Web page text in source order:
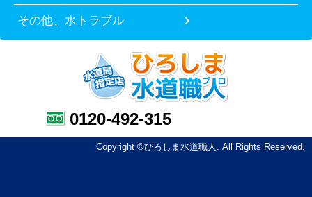
その他、水トラブル
0120-492-315
Copyright ©ひろしま水道職人. All Rights Reserved.